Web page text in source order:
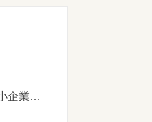
自社の製品又はサービスを見本市又はこれに類する展示会へ出展する事業を行う中小企業基本法第2条に規定する中小企業者及びその中小企業者を構成員とする団体に対して補助金を交付することにより、市内企業の積極的な市場の開拓及び受注促進に資することを目的とします。